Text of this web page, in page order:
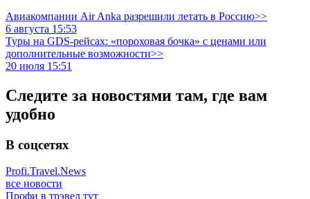
Авиакомпании Air Anka разрешили летать в Россию>>
6 августа 15:53
Туры на GDS-рейсах: «пороховая бочка» с ценами или
дополнительные возможности>>
20 июля 15:51
Следите за новостями там, где вам
удобно
В соцсетях
Profi.Travel.News
все новости
Профи в трэвел тут